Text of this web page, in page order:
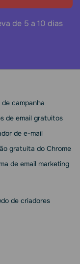
de 5 a 10 dias
de campanha
de email gratuitos
de e-mail
gratuita do Chrome
de email marketing
de criadores